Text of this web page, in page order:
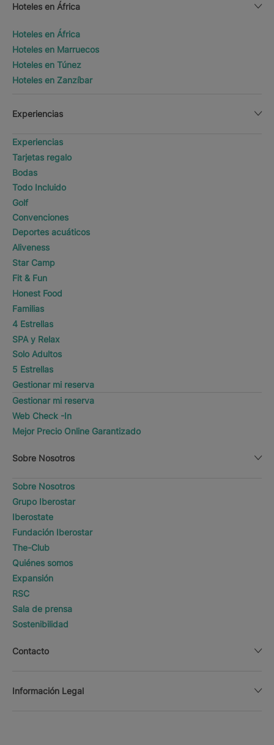
Hoteles en África
Hoteles en África
Hoteles en Marruecos
Hoteles en Túnez
Hoteles en Zanzíbar
Experiencias
Experiencias
Tarjetas regalo
Bodas
Todo Incluido
Golf
Convenciones
Deportes acuáticos
Aliveness
Star Camp
Fit & Fun
Honest Food
Familias
4 Estrellas
SPA y Relax
Solo Adultos
5 Estrellas
Gestionar mi reserva
Gestionar mi reserva
Web Check -In
Mejor Precio Online Garantizado
Sobre Nosotros
Sobre Nosotros
Grupo Iberostar
Iberostate
Fundación Iberostar
The-Club
Quiénes somos
Expansión
RSC
Sala de prensa
Sostenibilidad
Contacto
Información Legal